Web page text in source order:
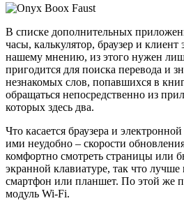
В списке дополнительных
часы, калькулятор, браузер и
нашему мнению, из этого нужен
пригодится для поиска перевода и
незнакомых слов, попавшихся в
обращаться непосредственно из
которых здесь два.
Что касается браузера и
ими неудобно – скорости
комфортно смотреть страницы или
экранной клавиатуре, так что лучше
смартфон или планшет. По этой же
модуль Wi-Fi.